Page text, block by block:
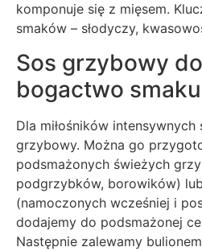
komponuje się z mięsem.
smaków – słodyczy,
Sos grzybowy
bogactwo smaku
Dla miłośników
grzybowy. Można go
podsmażonych świeżych
podgrzybków, borowików)
(namoczonych wcześniej i
dodajemy do podsmażonej
Następnie zalewamy